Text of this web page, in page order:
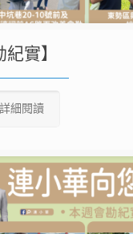
紀實】
詳細閱讀